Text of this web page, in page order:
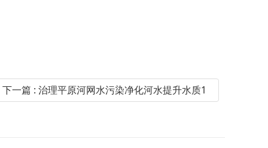
下一篇 : 治理平原河网水污染净化河水提升水质1